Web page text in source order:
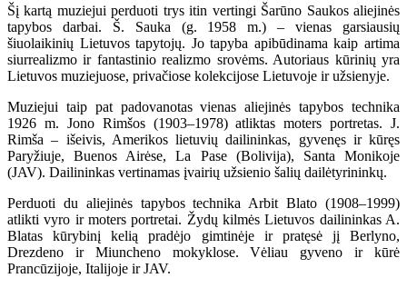
Šį kartą muziejui perduoti trys itin vertingi Šarūno Saukos aliejinės
tapybos darbai. Š. Sauka (g. 1958 m.) – vienas garsiausių
šiuolaikinių Lietuvos tapytojų. Jo tapyba apibūdinama kaip artima
siurrealizmo ir fantastinio realizmo srovėms. Autoriaus kūrinių yra
Lietuvos muziejuose, privačiose kolekcijose Lietuvoje ir užsienyje.
Muziejui taip pat padovanotas vienas aliejinės tapybos technika
1926 m. Jono Rimšos (1903–1978) atliktas moters portretas. J.
Rimša – išeivis, Amerikos lietuvių dailininkas, gyvenęs ir kūręs
Paryžiuje, Buenos Airėse, La Pase (Bolivija), Santa Monikoje
(JAV). Dailininkas vertinamas įvairių užsienio šalių dailėtyrininkų.
Perduoti du aliejinės tapybos technika Arbit Blato (1908–1999)
atlikti vyro ir moters portretai. Žydų kilmės Lietuvos dailininkas A.
Blatas kūrybinį kelią pradėjo gimtinėje ir pratęsė jį Berlyno,
Drezdeno ir Miuncheno mokyklose. Vėliau gyveno ir kūrė
Prancūzijoje, Italijoje ir JAV.